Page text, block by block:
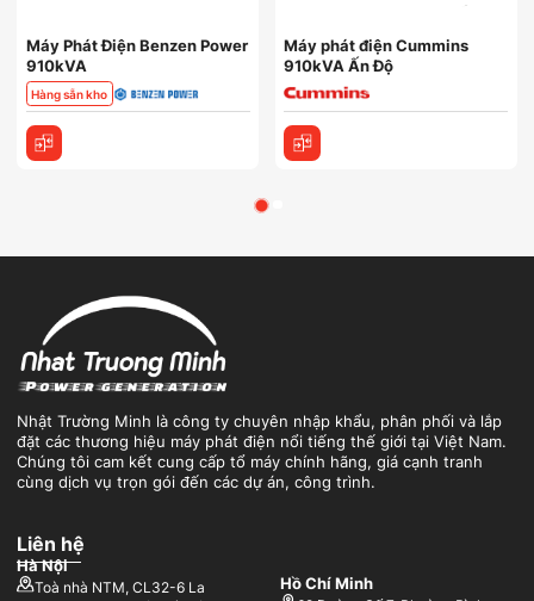
Máy Phát Điện Benzen Power
910kVA
Hàng sẵn kho
Máy phát điện Cummins
910kVA Ấn Độ
Nhật Trường Minh là công ty chuyên nhập khẩu, phân phối và lắp
đặt các thương hiệu máy phát điện nổi tiếng thế giới tại Việt Nam.
Chúng tôi cam kết cung cấp tổ máy chính hãng, giá cạnh tranh
cùng dịch vụ trọn gói đến các dự án, công trình.
Liên hệ
Hà Nội
Toà nhà NTM, CL32-6 La
Hồ Chí Minh